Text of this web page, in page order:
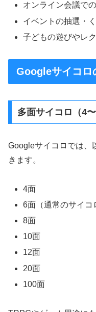
オンライン会議で
イベントの抽選・
子どもの遊びやレ
Googleサイコロ
多面サイコロ（4
Googleサイコロでは、
きます。
4面
6面（通常のサイコ
8面
10面
12面
20面
100面